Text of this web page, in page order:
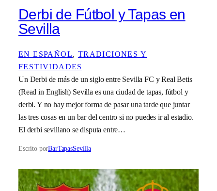
Derbi de Fútbol y Tapas en
Sevilla
EN ESPAÑOL, TRADICIONES Y
FESTIVIDADES
Un Derbi de más de un siglo entre Sevilla FC y Real Betis
(Read in English) Sevilla es una ciudad de tapas, fútbol y
derbi. Y no hay mejor forma de pasar una tarde que juntar
las tres cosas en un bar del centro si no puedes ir al estadio.
El derbi sevillano se disputa entre…
Escrito porBarTapasSevilla